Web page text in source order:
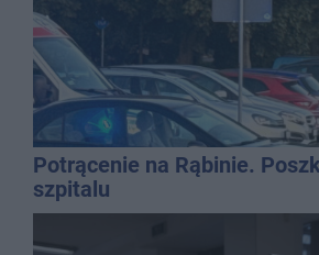
Potrącenie na Rąbinie.
szpitalu